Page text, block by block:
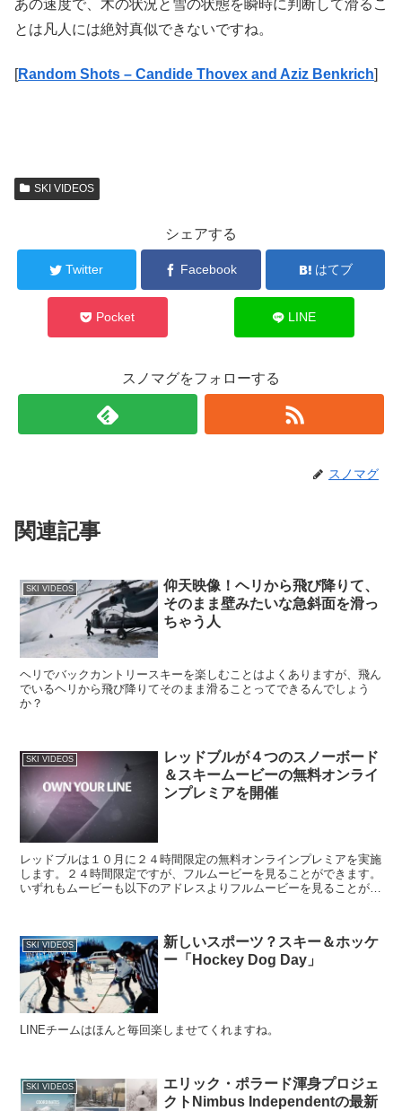
あの速度で、木の状況と雪の状態を瞬時に判断して滑るこ
とは凡人には絶対真似できないですね。
[Random Shots – Candide Thovex and Aziz Benkrich]
SKI VIDEOS
シェアする
Twitter Facebook はてブ
Pocket LINE
スノマグをフォローする
スノマグ
関連記事
SKI VIDEOS
仰天映像！ヘリから飛び降りて、
そのまま壁みたいな急斜面を滑っ
ちゃう人
ヘリでバックカントリースキーを楽しむことはよくありますが、飛ん
でいるヘリから飛び降りてそのまま滑ることってできるんでしょう
か？
SKI VIDEOS
レッドブルが４つのスノーボード
＆スキームービーの無料オンライ
ンプレミアを開催
レッドブルは１０月に２４時間限定の無料オンラインプレミアを実施
します。２４時間限定ですが、フルムービーを見ることができます。
いずれもムービーも以下のアドレスよりフルムービーを見ることがで
SKI VIDEOS
新しいスポーツ？スキー＆ホッケ
ー「Hockey Dog Day」
LINEチームはほんと毎回楽しませてくれますね。
SKI VIDEOS
エリック・ポラード渾身プロジェ
クトNimbus Independentの最新